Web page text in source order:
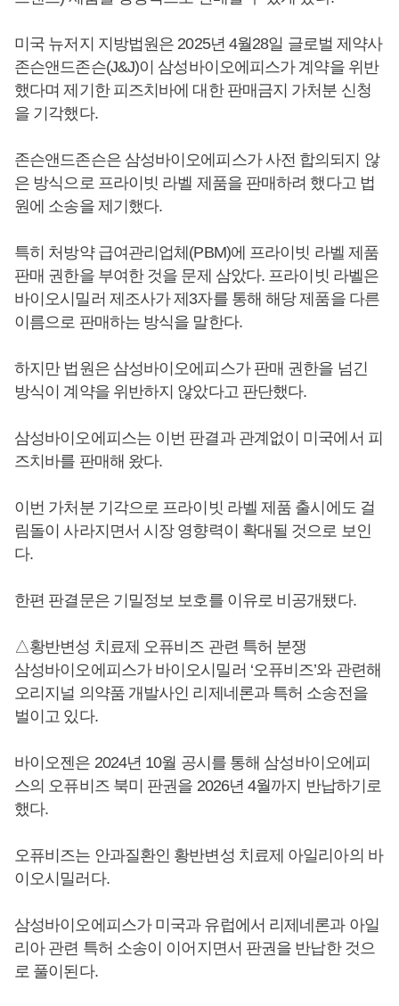
미국 뉴저지 지방법원은 2025년 4월28일 글로벌 제약사
존슨앤드존슨(J&J)이 삼성바이오에피스가 계약을 위반
했다며 제기한 피즈치바에 대한 판매금지 가처분 신청
을 기각했다.
존슨앤드존슨은 삼성바이오에피스가 사전 합의되지 않
은 방식으로 프라이빗 라벨 제품을 판매하려 했다고 법
원에 소송을 제기했다.
특히 처방약 급여관리업체(PBM)에 프라이빗 라벨 제품
판매 권한을 부여한 것을 문제 삼았다. 프라이빗 라벨은
바이오시밀러 제조사가 제3자를 통해 해당 제품을 다른
이름으로 판매하는 방식을 말한다.
하지만 법원은 삼성바이오에피스가 판매 권한을 넘긴
방식이 계약을 위반하지 않았다고 판단했다.
삼성바이오에피스는 이번 판결과 관계없이 미국에서 피
즈치바를 판매해 왔다.
이번 가처분 기각으로 프라이빗 라벨 제품 출시에도 걸
림돌이 사라지면서 시장 영향력이 확대될 것으로 보인
다.
한편 판결문은 기밀정보 보호를 이유로 비공개됐다.
△황반변성 치료제 오퓨비즈 관련 특허 분쟁
삼성바이오에피스가 바이오시밀러 ‘오퓨비즈’와 관련해
오리지널 의약품 개발사인 리제네론과 특허 소송전을
벌이고 있다.
바이오젠은 2024년 10월 공시를 통해 삼성바이오에피
스의 오퓨비즈 북미 판권을 2026년 4월까지 반납하기로
했다.
오퓨비즈는 안과질환인 황반변성 치료제 아일리아의 바
이오시밀러다.
삼성바이오에피스가 미국과 유럽에서 리제네론과 아일
리아 관련 특허 소송이 이어지면서 판권을 반납한 것으
로 풀이된다.